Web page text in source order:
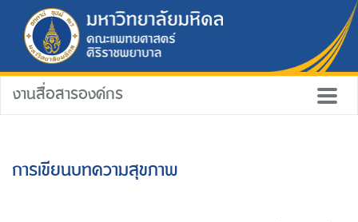
งานสื่อสารองค์กร
การเขียนบทความสุขภาพ